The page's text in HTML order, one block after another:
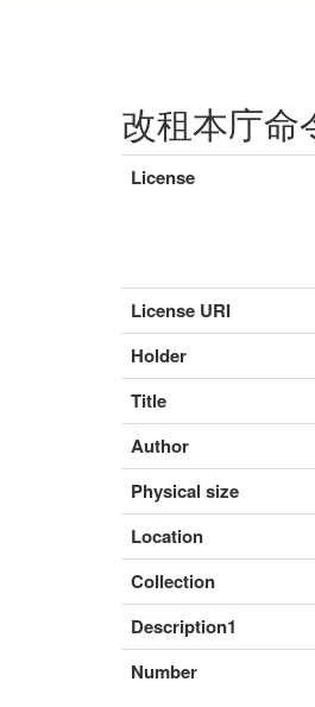
改租本庁
License
License URI
Holder
Title
Author
Physical size
Location
Collection
Description1
Number